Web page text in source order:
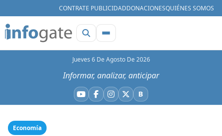
CONTRATE PUBLICIDADDONACIONESQUIÉNES SOMOS
Jueves 6 De Agosto De 2026
Informar, analizar, anticipar
YouTube
Facebook
Instagram
X BBluesky
Economía